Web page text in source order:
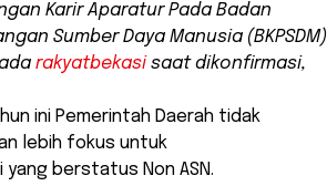
Karir Aparatur Pada Badan
Sumber Daya Manusia (BKPSDM)
rakyatbekasi saat dikonfirmasi,
ini Pemerintah Daerah tidak
lebih fokus untuk
berstatus Non ASN.